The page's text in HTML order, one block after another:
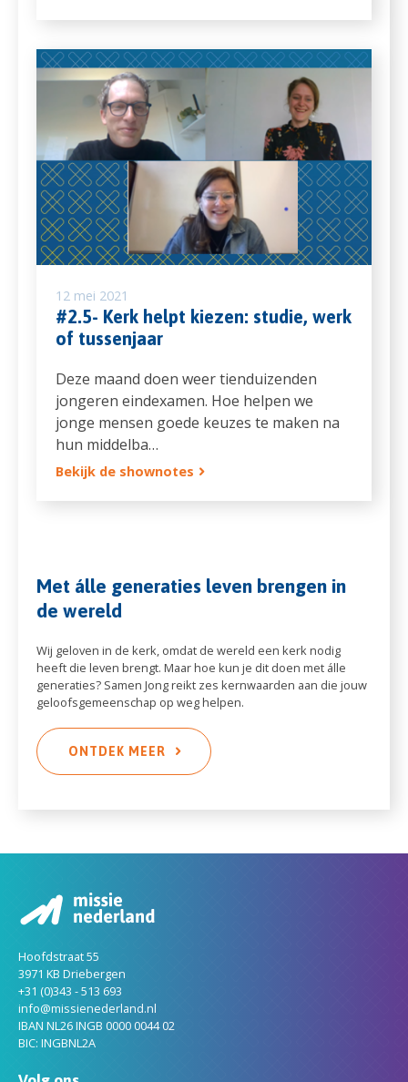
12 mei 2021
#2.5- Kerk helpt kiezen: studie, werk
of tussenjaar
Deze maand doen weer tienduizenden
jongeren eindexamen. Hoe helpen we
jonge mensen goede keuzes te maken na
hun middelba…
Bekijk de shownotes
Met álle generaties leven brengen in
de wereld
Wij geloven in de kerk, omdat de wereld een kerk nodig
heeft die leven brengt. Maar hoe kun je dit doen met álle
generaties? Samen Jong reikt zes kernwaarden aan die jouw
geloofsgemeenschap op weg helpen.
ONTDEK MEER
Hoofdstraat 55
3971 KB Driebergen
+31 (0)343 - 513 693
info@missienederland.nl
IBAN NL26 INGB 0000 0044 02
BIC: INGBNL2A